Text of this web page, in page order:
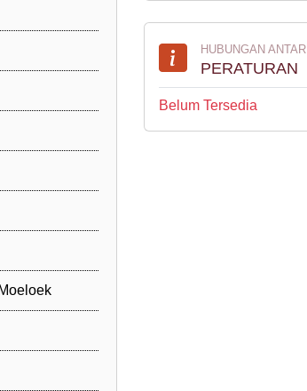
HUBUNGAN ANTAR
PERATURAN
Belum Tersedia